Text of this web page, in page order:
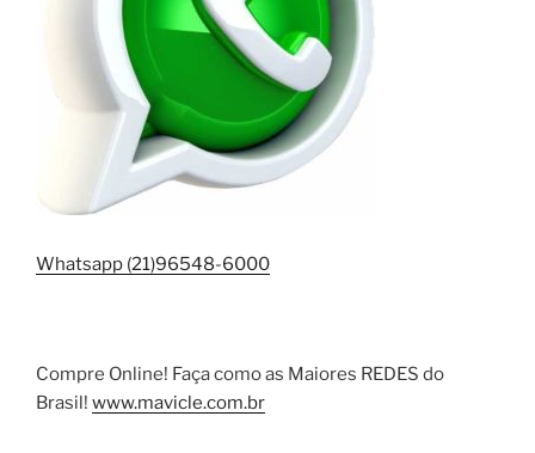
Whatsapp (21)96548-6000
Compre Online! Faça como as Maiores REDES do
Brasil! www.mavicle.com.br